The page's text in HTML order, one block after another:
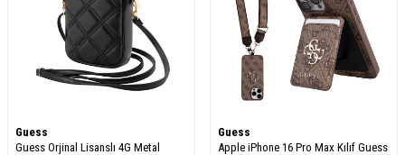
Guess
Guess Orjinal Lisanslı 4G Metal
Guess
Apple iPhone 16 Pro Max Kılıf Guess